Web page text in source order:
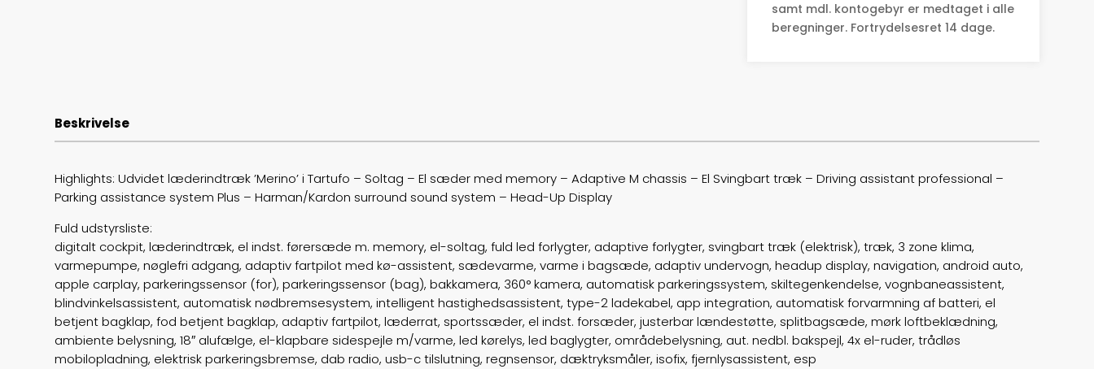
Tophastighed
Bredde
Lasteevne
Trækhjul
ABS bremser
samt mdl. kontogebyr er medtaget i alle
beregninger. Fortrydelsesret 14 dage.
Beskrivelse
Highlights: Udvidet læderindtræk ’Merino’ i Tartufo – Soltag – El sæder med memory – Adaptive M chassis – El Svingbart træk – Driving assistant professional –
Parking assistance system Plus – Harman/Kardon surround sound system – Head-Up Display
Fuld udstyrsliste:
digitalt cockpit, læderindtræk, el indst. førersæde m. memory, el-soltag, fuld led forlygter, adaptive forlygter, svingbart træk (elektrisk), træk, 3 zone klima,
varmepumpe, nøglefri adgang, adaptiv fartpilot med kø-assistent, sædevarme, varme i bagsæde, adaptiv undervogn, headup display, navigation, android auto,
apple carplay, parkeringssensor (for), parkeringssensor (bag), bakkamera, 360° kamera, automatisk parkeringssystem, skiltegenkendelse, vognbaneassistent,
blindvinkelsassistent, automatisk nødbremsesystem, intelligent hastighedsassistent, type-2 ladekabel, app integration, automatisk forvarmning af batteri, el
betjent bagklap, fod betjent bagklap, adaptiv fartpilot, læderrat, sportssæder, el indst. forsæder, justerbar lændestøtte, splitbagsæde, mørk loftbeklædning,
ambiente belysning, 18″ alufælge, el-klapbare sidespejle m/varme, led kørelys, led baglygter, områdebelysning, aut. nedbl. bakspejl, 4x el-ruder, trådløs
mobilopladning, elektrisk parkeringsbremse, dab radio, usb-c tilslutning, regnsensor, dæktryksmåler, isofix, fjernlysassistent, esp